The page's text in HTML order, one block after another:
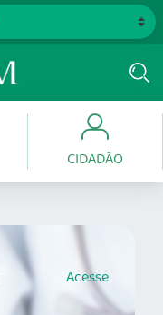
CIDADÃO
Acesse